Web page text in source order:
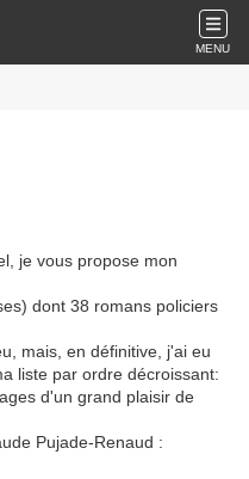
MENU
je vous propose mon
dont 38 romans policiers
mais, en définitive, j'ai eu
liste par ordre décroissant:
d'un grand plaisir de
Pujade-Renaud :